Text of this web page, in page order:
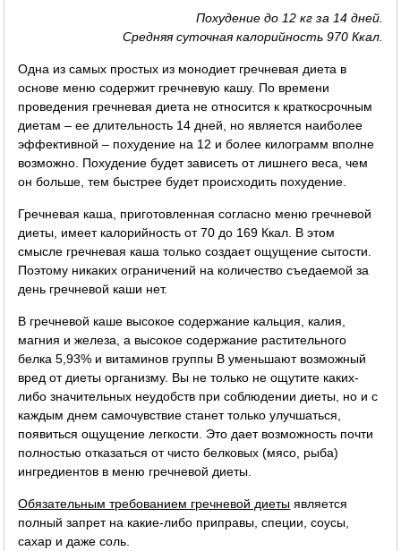
Похудение до 12 кг за 14 дней.
Средняя суточная калорийность 970 Ккал.
Одна из самых простых из монодиет гречневая диета в
основе меню содержит гречневую кашу. По времени
проведения гречневая диета не относится к краткосрочным
диетам – ее длительность 14 дней, но является наиболее
эффективной – похудение на 12 и более килограмм вполне
возможно. Похудение будет зависеть от лишнего веса, чем
он больше, тем быстрее будет происходить похудение.
Гречневая каша, приготовленная согласно меню гречневой
диеты, имеет калорийность от 70 до 169 Ккал. В этом
смысле гречневая каша только создает ощущение сытости.
Поэтому никаких ограничений на количество съедаемой за
день гречневой каши нет.
В гречневой каше высокое содержание кальция, калия,
магния и железа, а высокое содержание растительного
белка 5,93% и витаминов группы B уменьшают возможный
вред от диеты организму. Вы не только не ощутите каких-
либо значительных неудобств при соблюдении диеты, но и с
каждым днем самочувствие станет только улучшаться,
появиться ощущение легкости. Это дает возможность почти
полностью отказаться от чисто белковых (мясо, рыба)
ингредиентов в меню гречневой диеты.
Обязательным требованием гречневой диеты является
полный запрет на какие-либо приправы, специи, соусы,
сахар и даже соль.